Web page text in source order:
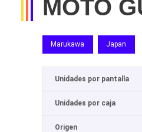
MOTO
Marukawa Japan
Unidades por pantalla
Unidades por caja
Origen